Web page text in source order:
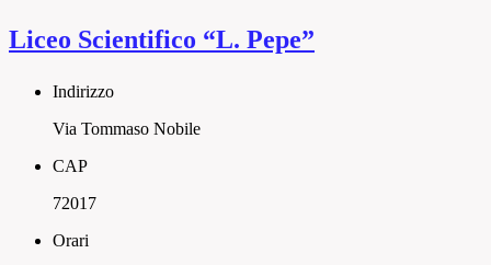
Liceo Scientifico “L. Pepe”
Indirizzo
Via Tommaso Nobile
CAP
72017
Orari